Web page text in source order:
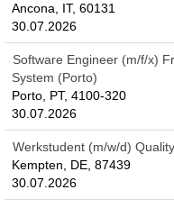
Ancona, IT, 60131
30.07.2026
Software Engineer (m/f/x)
System (Porto)
Porto, PT, 4100-320
30.07.2026
Werkstudent (m/w/d)
Kempten, DE, 87439
30.07.2026